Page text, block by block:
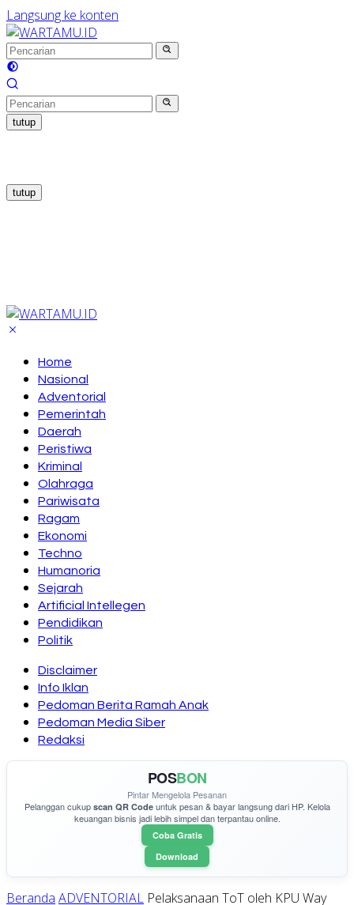
Langsung ke konten
tutup
tutup
Home
Nasional
Adventorial
Pemerintah
Daerah
Peristiwa
Kriminal
Olahraga
Pariwisata
Ragam
Ekonomi
Techno
Humanoria
Sejarah
Artificial Intellegen
Pendidikan
Politik
Disclaimer
Info Iklan
Pedoman Berita Ramah Anak
Pedoman Media Siber
Redaksi
POSBON
Pintar Mengelola Pesanan
Pelanggan cukup scan QR Codeuntuk pesan & bayar langsung dari HP. Kelola
keuangan bisnis jadi lebih simpel dan terpantau online.
Coba Gratis
Download
Beranda ADVENTORIAL Pelaksanaan ToT oleh KPU Way